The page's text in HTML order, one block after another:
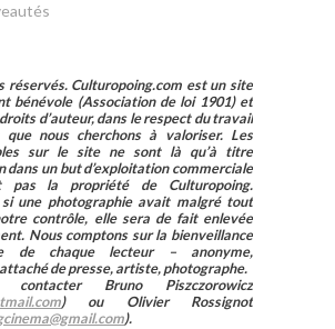
réservés. Culturopoing.com est un site
bénévole (Association de loi 1901) et
d’auteur, dans le respect du travail
que nous cherchons à valoriser. Les
sur le site ne sont là qu’à titre
dans un but d’exploitation commerciale
la propriété de Culturopoing.
si une photographie avait malgré tout
contrôle, elle sera de fait enlevée
Nous comptons sur la bienveillance
de chaque lecteur – anonyme,
de presse, artiste, photographe.
Bruno Piszczorowicz
) ou Olivier Rossignot
).